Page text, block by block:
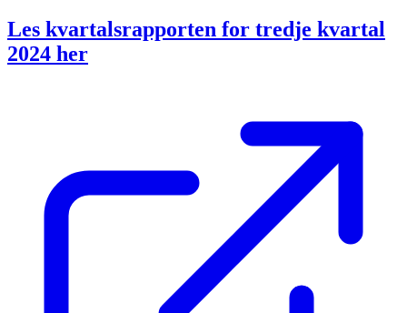
Les kvartalsrapporten for tredje kvartal
2024 her